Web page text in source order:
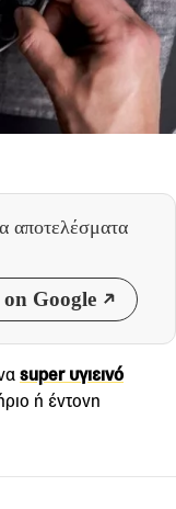
αποτελέσματα
Google
super υγιεινό
ή έντονη